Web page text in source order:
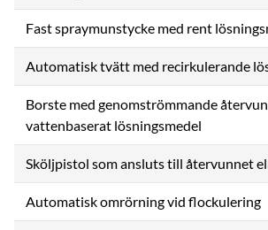
Fast spraymunstycke med rent
Automatisk tvätt med recirkulerande
Borste med genomströmmande
vattenbaserat lösningsmedel
Sköljpistol som ansluts till återvunnet
Automatisk omrörning vid flockulering